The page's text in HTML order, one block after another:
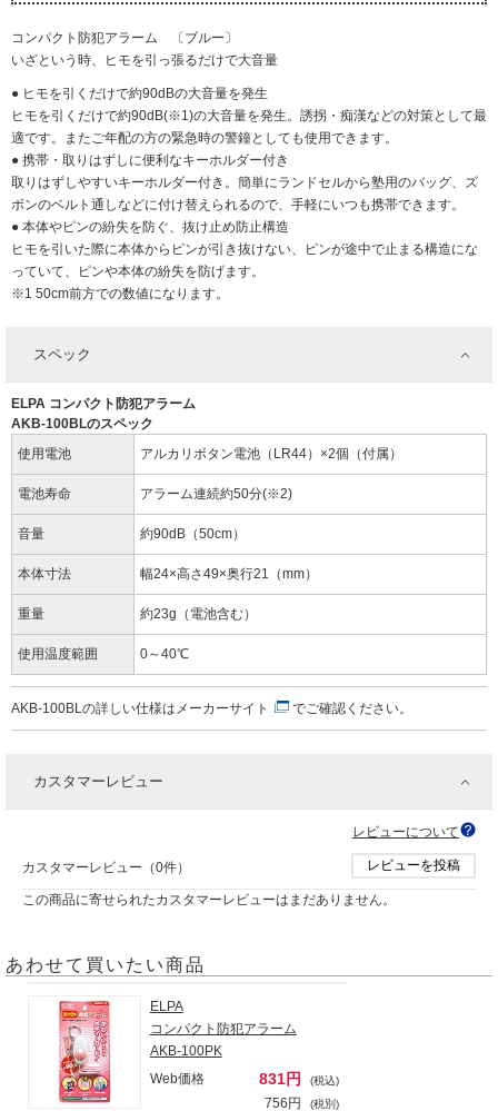
コンパクト防犯アラーム 〔ブルー〕
いざという時、ヒモを引っ張るだけで大音量
● ヒモを引くだけで約90dBの大音量を発生
ヒモを引くだけで約90dB(※1)の大音量を発生。誘拐・痴漢などの対策として最
適です。またご年配の方の緊急時の警鐘としても使用できます。
● 携帯・取りはずしに便利なキーホルダー付き
取りはずしやすいキーホルダー付き。簡単にランドセルから塾用のバッグ、ズ
ボンのベルト通しなどに付け替えられるので、手軽にいつも携帯できます。
● 本体やピンの紛失を防ぐ、抜け止め防止構造
ヒモを引いた際に本体からピンが引き抜けない、ピンが途中で止まる構造にな
っていて、ピンや本体の紛失を防げます。
※1 50cm前方での数値になります。
スペック
ELPA コンパクト防犯アラーム
AKB-100BLのスペック
使用電池
アルカリボタン電池（LR44）×2個（付属）
電池寿命 アラーム連続約50分(※2)
音量 約90dB（50cm）
本体寸法 幅24×高さ49×奥行21（mm）
重量 約23g（電池含む）
使用温度範囲 0～40℃
AKB-100BLの詳しい仕様は メーカーサイト でご確認ください。
カスタマーレビュー
レビューについて
カスタマーレビュー（0件） レビューを投稿
この商品に寄せられたカスタマーレビューはまだありません。
あわせて買いたい商品
ELPA
コンパクト防犯アラーム
AKB-100PK
Web価格
831円 (税込)
756円 (税別)